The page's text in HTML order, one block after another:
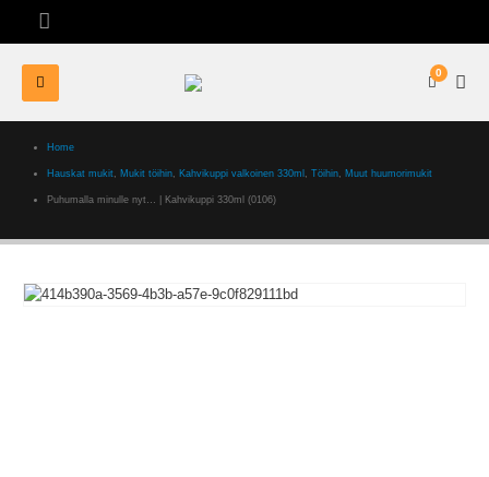
0
Home
Hauskat mukit, Mukit töihin, Kahvikuppi valkoinen 330ml ,Töihin, Muut huumorimukit
Puhumalla minulle nyt… | Kahvikuppi 330ml (0106)